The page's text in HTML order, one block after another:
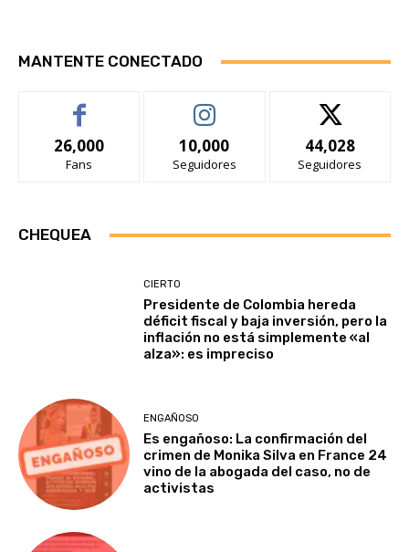
MANTENTE CONECTADO
26,000
Fans
10,000
Seguidores
44,028
Seguidores
CHEQUEA
CIERTO
Presidente de Colombia hereda
déficit fiscal y baja inversión, pero la
inflación no está simplemente «al
alza»: es impreciso
ENGAÑOSO
Es engañoso: La confirmación del
crimen de Monika Silva en France 24
vino de la abogada del caso, no de
activistas